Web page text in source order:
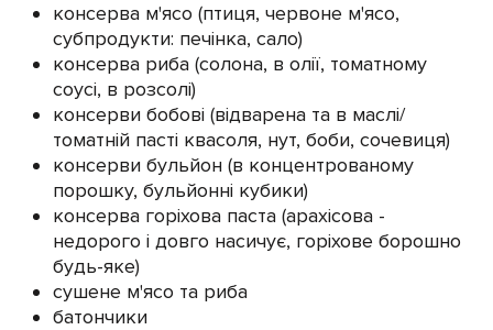
консерва м'ясо (птиця, червоне м'ясо,
субпродукти: печінка, сало)
консерва риба (солона, в олії, томатному
соусі, в розсолі)
консерви бобові (відварена та в маслі/
томатній пасті квасоля, нут, боби, сочевиця)
консерви бульйон (в концентрованому
порошку, бульйонні кубики)
консерва горіхова паста (арахісова -
недорого і довго насичує, горіхове борошно
будь-яке)
сушене м'ясо та риба
батончики